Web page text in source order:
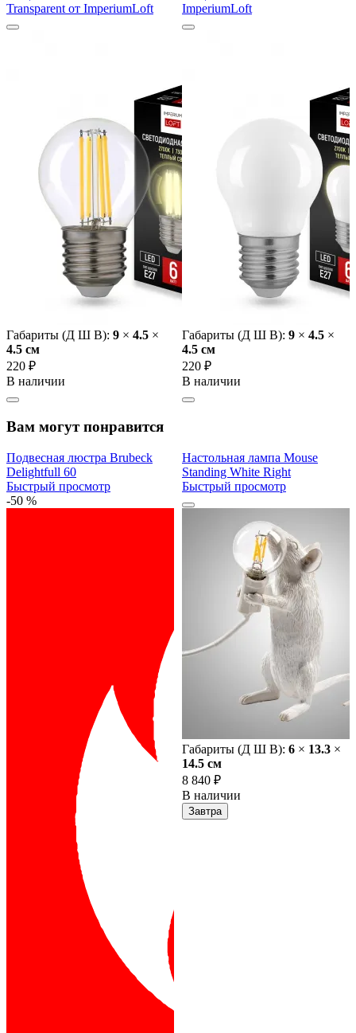
Transparent от ImperiumLoft
Габариты (Д Ш В): 9 × 4.5 ×
4.5 cм
220 ₽
В наличии
ImperiumLoft
Габариты (Д Ш В): 9 × 4.5 ×
4.5 cм
220 ₽
В наличии
Вам могут понравится
Подвесная люстра Brubeck
Delightfull 60
Быстрый просмотр
-50 %
Настольная лампа Mouse
Standing White Right
Быстрый просмотр
Габариты (Д Ш В): 6 × 13.3 ×
14.5 cм
8 840 ₽
В наличии
Завтра